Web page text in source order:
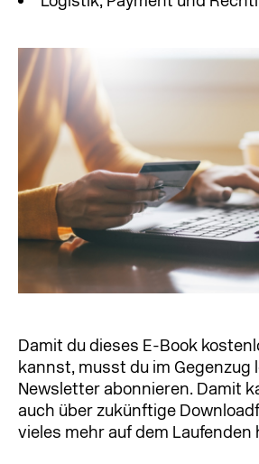
Damit du dieses E-Book
kannst, musst du im Gegenzug
Newsletter abonnieren. Damit
auch über zukünftige
vieles mehr auf dem Laufenden